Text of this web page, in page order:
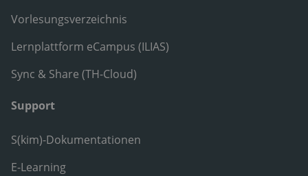
Vorlesungsverzeichnis
Lernplattform eCampus (ILIAS)
Sync & Share (TH-Cloud)
Support
S(kim)-Dokumentationen
E-Learning